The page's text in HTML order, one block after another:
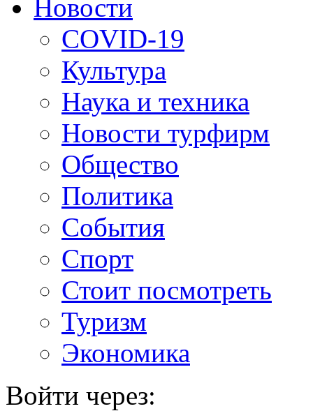
Новости
COVID-19
Культура
Наука и техника
Новости турфирм
Общество
Политика
События
Спорт
Стоит посмотреть
Туризм
Экономика
Войти через: